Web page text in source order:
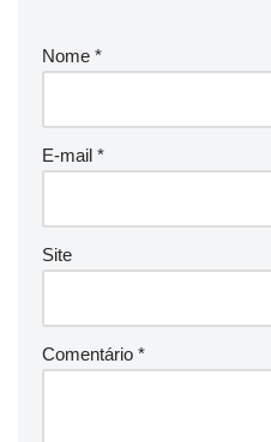
Nome *
E-mail *
Site
Comentário *